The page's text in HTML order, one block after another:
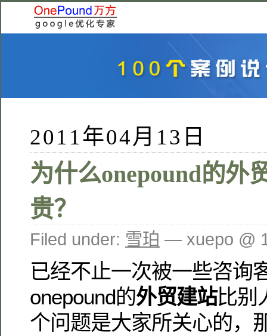
2011年04月13日
为什么onepound的外
贵？
Filed under: 雪珀 — xuepo @
已经不止一次被一些咨询
onepound的外贸建站比别
个问题是大家所关心的，